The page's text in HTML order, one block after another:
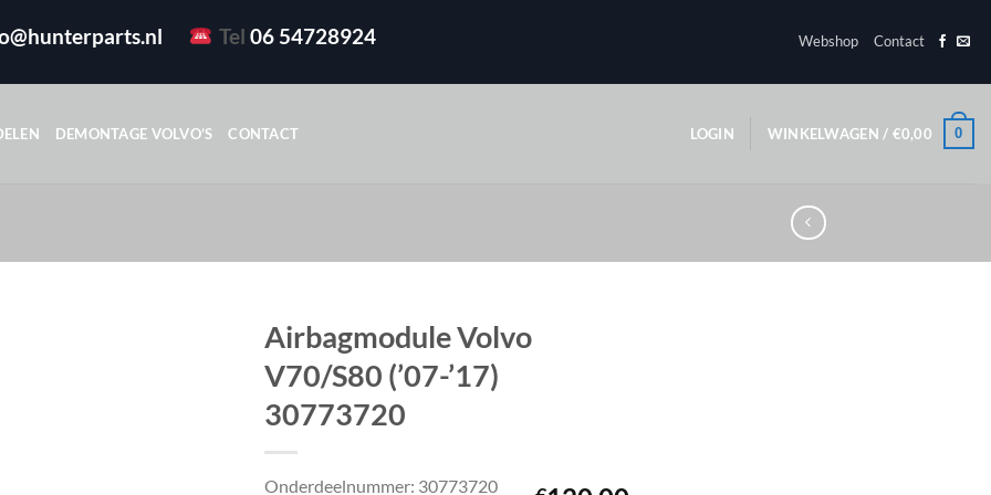
Tel 06 54728924 Webshop Contact
DEMONTAGE VOLVO’S CONTACT LOGIN WINKELWAGEN / €0,00 0
Airbagmodule Volvo
V70/S80 (’07-’17)
30773720
Onderdeelnummer: 30773720